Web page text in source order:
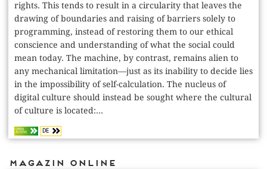
rights. This tends to result in a circularity that leaves the
drawing of boundaries and raising of barriers solely to
programming, instead of restoring them to our ethical
conscience and understanding of what the social could
mean today. The machine, by contrast, remains alien to
any mechanical limitation—just as its inability to decide lies
in the impossibility of self-calculation. The nucleus of
digital culture should instead be sought where the cultural
of culture is located:...
OPEN
ACCESS DE
Magazin Online